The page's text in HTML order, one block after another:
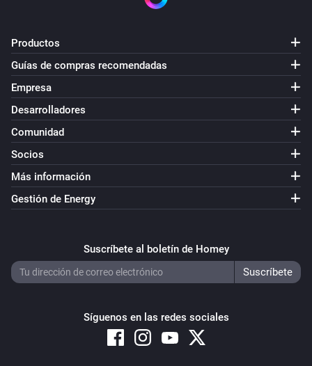
Productos
Guías de compras recomendadas
Empresa
Desarrolladores
Comunidad
Socios
Más información
Gestión de Energy
Suscríbete al boletín de Homey
Síguenos en las redes sociales